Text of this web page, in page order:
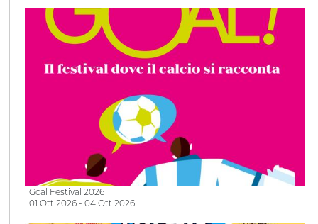
Goal Festival 2026
01 Ott 2026 - 04 Ott 2026